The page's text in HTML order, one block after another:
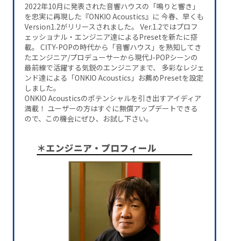
2022年10月に発表された音響ハウスの「鳴りと響き」
を忠実に再現した『ONKIO Acoustics』に 今春、早くも
Version1.2がリリースされました。 Ver.1.2ではプロフ
ェッショナル・エンジニア達によるPresetを新たに搭
載。 CITY-POPの時代から「音響ハウス」を熟知してき
たエンジニア/プロデューサーから現代J-POPシーンの
最前線で活躍する気鋭のエンジニアまで、 多彩なレジェ
ンド達による「ONKIO Acoustics」お薦めPresetを設定
しました。
ONKIO Acousticsのポテンシャルを引き出すアイディア
満載！ ユーザーの方はすぐに無償アップデートできる
ので、この機会にぜひ、お試し下さい。
＊エンジニア・プロフィール